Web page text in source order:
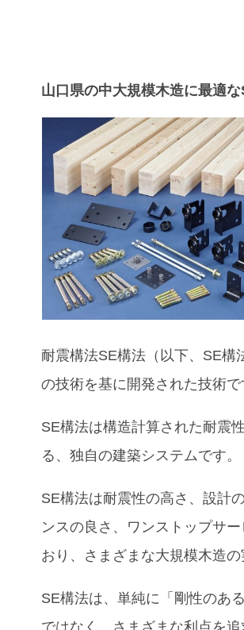
山口県の中大規模木造に最適
耐震構法SE構法（以下、SE構
の技術を基に開発された技術で
SE構法は構造計算された耐震
る、独自の建築システムです。
SE構法は耐震性の高さ、設計
ンスの良さ、ワンストップサ
おり、さまざまな大規模木造
SE構法は、単純に「剛性のあ